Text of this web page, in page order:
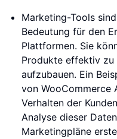
Marketing-Tools
Bedeutung für den
Plattformen. Sie
Produkte effektiv zu
aufzubauen. Ein
von WooCommerce
Verhalten der
Analyse dieser
Marketingpläne